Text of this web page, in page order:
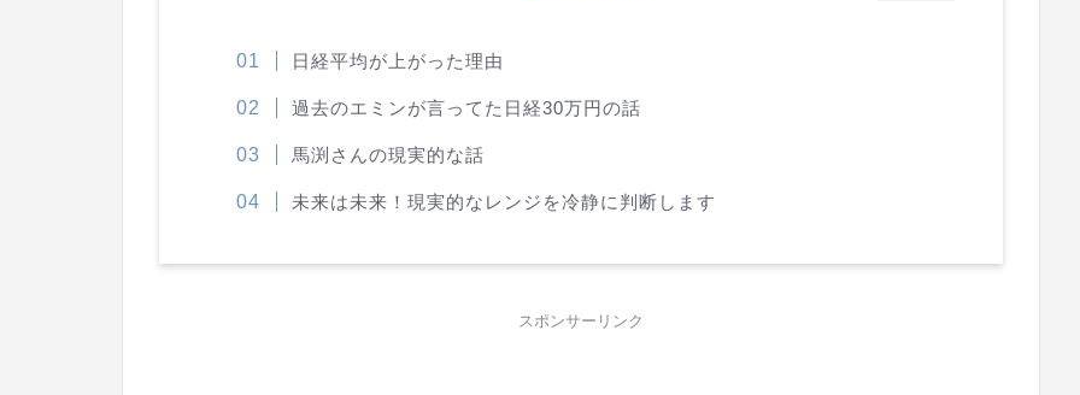
日経平均が上がった理由
過去のエミンが言ってた日経30万円の話
馬渕さんの現実的な話
未来は未来！現実的なレンジを冷静に判断します
スポンサーリンク